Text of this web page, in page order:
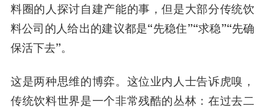
料圈的人探讨自建产能的事，但是大部分传统饮
料公司的人给出的建议都是“先稳住”“求稳”“先确
保活下去”。
这是两种思维的博弈。这位业内人士告诉虎嗅，
传统饮料世界是一个非常残酷的丛林 ：在过去二